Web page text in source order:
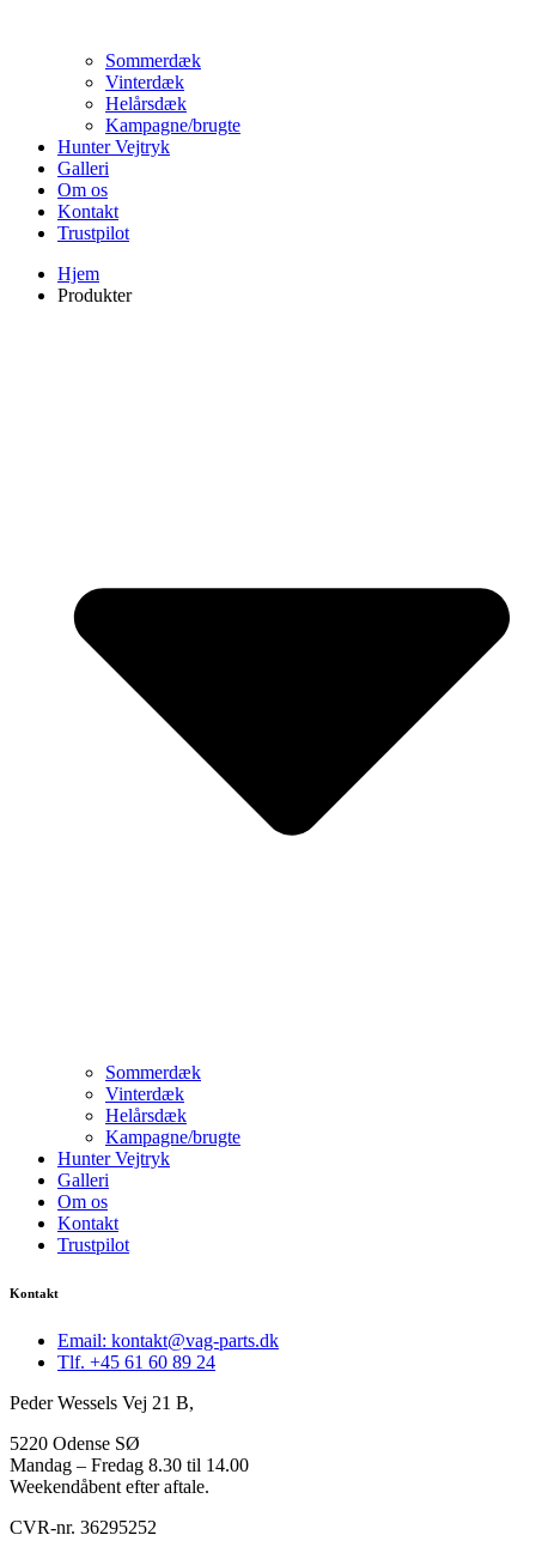
Sommerdæk
Vinterdæk
Helårsdæk
Kampagne/brugte
Hunter Vejtryk
Galleri
Om os
Kontakt
Trustpilot
Hjem
Produkter
Sommerdæk
Vinterdæk
Helårsdæk
Kampagne/brugte
Hunter Vejtryk
Galleri
Om os
Kontakt
Trustpilot
Kontakt
Email: kontakt@vag-parts.dk
Tlf. +45 61 60 89 24
Peder Wessels Vej 21 B,
5220 Odense SØ
Mandag – Fredag 8.30 til 14.00
Weekendåbent efter aftale.
CVR-nr. 36295252